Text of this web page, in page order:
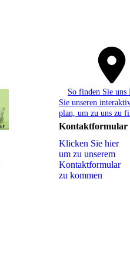
So finden Sie uns
Sie unseren
plan, um zu uns zu
Kontaktformular
Klicken Sie hier
um zu unserem
Kon­takt­for­mu­lar
zu kommen